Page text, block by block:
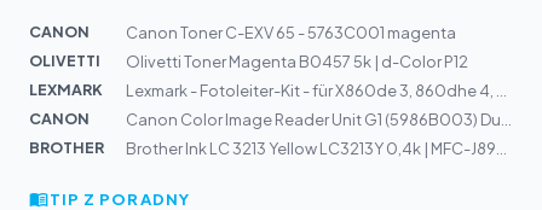
CANON
Canon Toner C-EXV 65 - 5763C001 magenta
OLIVETTI
Olivetti Toner Magenta B0457 5k | d-Color P12
LEXMARK
CANON
BROTHER
TIP Z PORADNY